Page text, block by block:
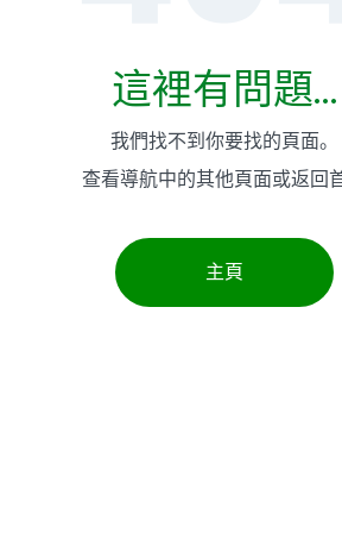
這裡有問題...
我們找不到你要找的頁面。
查看導航中的其他頁面或返回
主頁